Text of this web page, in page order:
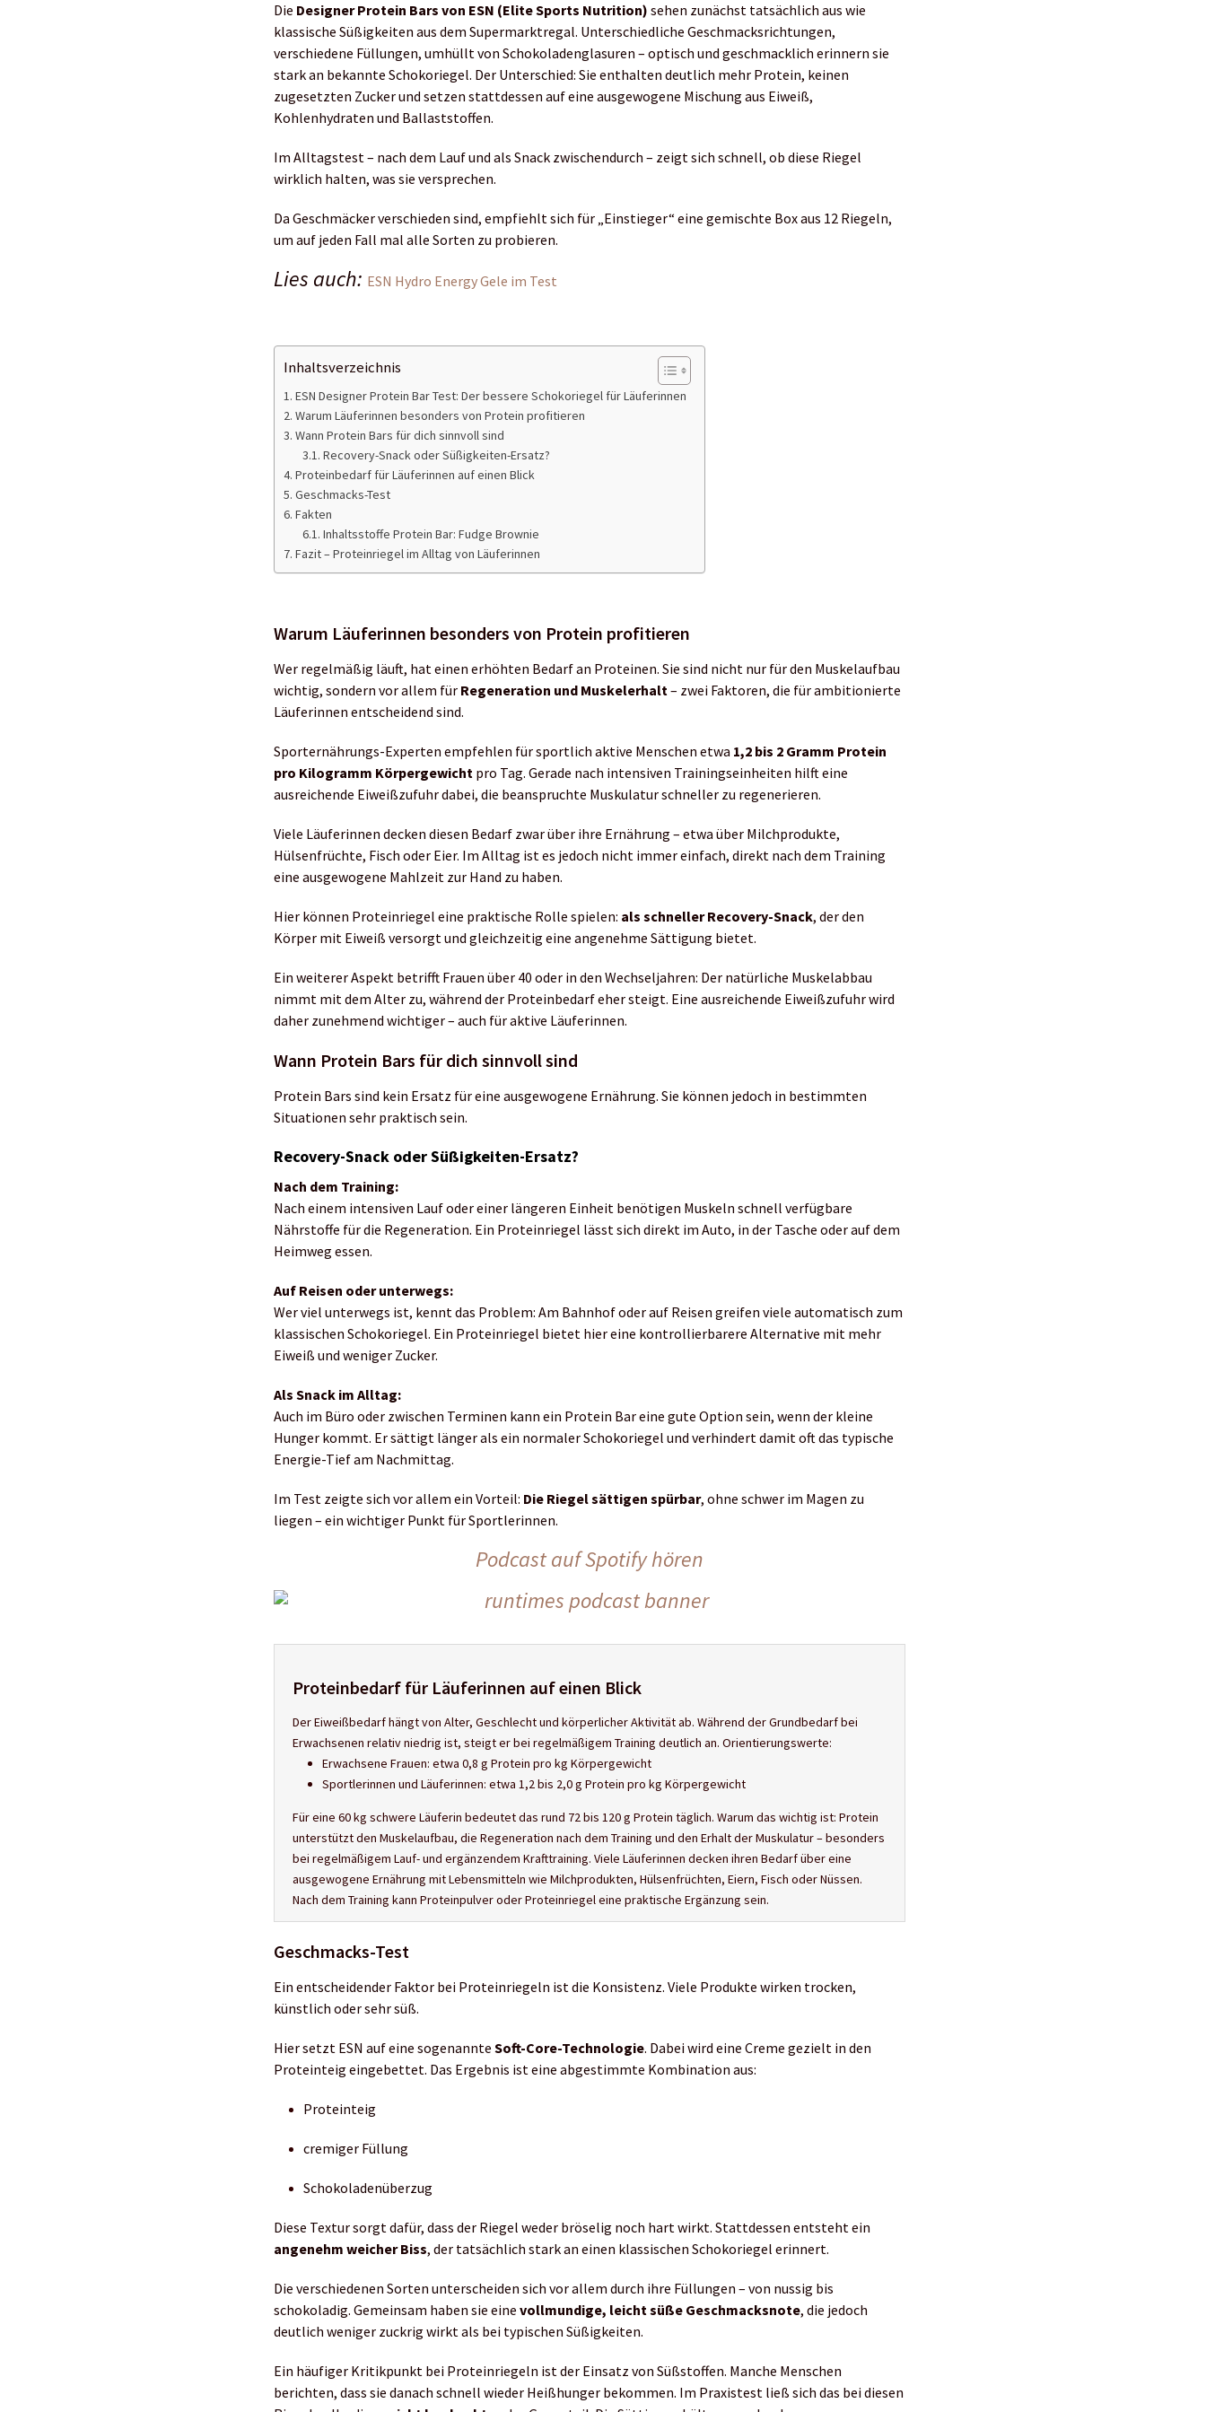
Die Designer Protein Bars von ESN (Elite Sports Nutrition) sehen zunächst tatsächlich aus wie
klassische Süßigkeiten aus dem Supermarktregal. Unterschiedliche Geschmacksrichtungen,
verschiedene Füllungen, umhüllt von Schokoladenglasuren – optisch und geschmacklich erinnern sie
stark an bekannte Schokoriegel. Der Unterschied: Sie enthalten deutlich mehr Protein, keinen
zugesetzten Zucker und setzen stattdessen auf eine ausgewogene Mischung aus Eiweiß,
Kohlenhydraten und Ballaststoffen.
Im Alltagstest – nach dem Lauf und als Snack zwischendurch – zeigt sich schnell, ob diese Riegel
wirklich halten, was sie versprechen.
Da Geschmäcker verschieden sind, empfiehlt sich für „Einstieger“ eine gemischte Box aus 12 Riegeln,
um auf jeden Fall mal alle Sorten zu probieren.
Lies auch: ESN Hydro Energy Gele im Test
Inhaltsverzeichnis
ESN Designer Protein Bar Test: Der bessere Schokoriegel für Läuferinnen
Warum Läuferinnen besonders von Protein profitieren
Wann Protein Bars für dich sinnvoll sind
Recovery-Snack oder Süßigkeiten-Ersatz?
Proteinbedarf für Läuferinnen auf einen Blick
Geschmacks-Test
Fakten
Inhaltsstoffe Protein Bar: Fudge Brownie
Fazit – Proteinriegel im Alltag von Läuferinnen
Warum Läuferinnen besonders von Protein profitieren
Wer regelmäßig läuft, hat einen erhöhten Bedarf an Proteinen. Sie sind nicht nur für den Muskelaufbau
wichtig, sondern vor allem für Regeneration und Muskelerhalt– zwei Faktoren, die für ambitionierte
Läuferinnen entscheidend sind.
Sporternährungs-Experten empfehlen für sportlich aktive Menschen etwa 1,2 bis 2 Gramm Protein
pro Kilogramm Körpergewicht pro Tag. Gerade nach intensiven Trainingseinheiten hilft eine
ausreichende Eiweißzufuhr dabei, die beanspruchte Muskulatur schneller zu regenerieren.
Viele Läuferinnen decken diesen Bedarf zwar über ihre Ernährung – etwa über Milchprodukte,
Hülsenfrüchte, Fisch oder Eier. Im Alltag ist es jedoch nicht immer einfach, direkt nach dem Training
eine ausgewogene Mahlzeit zur Hand zu haben.
Hier können Proteinriegel eine praktische Rolle spielen: als schneller Recovery-Snack, der den
Körper mit Eiweiß versorgt und gleichzeitig eine angenehme Sättigung bietet.
Ein weiterer Aspekt betrifft Frauen über 40 oder in den Wechseljahren: Der natürliche Muskelabbau
nimmt mit dem Alter zu, während der Proteinbedarf eher steigt. Eine ausreichende Eiweißzufuhr wird
daher zunehmend wichtiger – auch für aktive Läuferinnen.
Wann Protein Bars für dich sinnvoll sind
Protein Bars sind kein Ersatz für eine ausgewogene Ernährung. Sie können jedoch in bestimmten
Situationen sehr praktisch sein.
Recovery-Snack oder Süßigkeiten-Ersatz?
Nach dem Training:
Nach einem intensiven Lauf oder einer längeren Einheit benötigen Muskeln schnell verfügbare
Nährstoffe für die Regeneration. Ein Proteinriegel lässt sich direkt im Auto, in der Tasche oder auf dem
Heimweg essen.
Auf Reisen oder unterwegs:
Wer viel unterwegs ist, kennt das Problem: Am Bahnhof oder auf Reisen greifen viele automatisch zum
klassischen Schokoriegel. Ein Proteinriegel bietet hier eine kontrollierbarere Alternative mit mehr
Eiweiß und weniger Zucker.
Als Snack im Alltag:
Auch im Büro oder zwischen Terminen kann ein Protein Bar eine gute Option sein, wenn der kleine
Hunger kommt. Er sättigt länger als ein normaler Schokoriegel und verhindert damit oft das typische
Energie-Tief am Nachmittag.
Im Test zeigte sich vor allem ein Vorteil: Die Riegel sättigen spürbar, ohne schwer im Magen zu
liegen – ein wichtiger Punkt für Sportlerinnen.
Podcast auf Spotify hören
Proteinbedarf für Läuferinnen auf einen Blick
Der Eiweißbedarf hängt von Alter, Geschlecht und körperlicher Aktivität ab. Während der Grundbedarf bei
Erwachsenen relativ niedrig ist, steigt er bei regelmäßigem Training deutlich an. Orientierungswerte:
Erwachsene Frauen: etwa 0,8 g Protein pro kg Körpergewicht
Sportlerinnen und Läuferinnen: etwa 1,2 bis 2,0 g Protein pro kg Körpergewicht
Für eine 60 kg schwere Läuferin bedeutet das rund 72 bis 120 g Protein täglich. Warum das wichtig ist: Protein
unterstützt den Muskelaufbau, die Regeneration nach dem Training und den Erhalt der Muskulatur – besonders
bei regelmäßigem Lauf- und ergänzendem Krafttraining. Viele Läuferinnen decken ihren Bedarf über eine
ausgewogene Ernährung mit Lebensmitteln wie Milchprodukten, Hülsenfrüchten, Eiern, Fisch oder Nüssen.
Nach dem Training kann Proteinpulver oder Proteinriegel eine praktische Ergänzung sein.
Geschmacks-Test
Ein entscheidender Faktor bei Proteinriegeln ist die Konsistenz. Viele Produkte wirken trocken,
künstlich oder sehr süß.
Hier setzt ESN auf eine sogenannteSoft-Core-Technologie. Dabei wird eine Creme gezielt in den
Proteinteig eingebettet. Das Ergebnis ist eine abgestimmte Kombination aus:
Proteinteig
cremiger Füllung
Schokoladenüberzug
Diese Textur sorgt dafür, dass der Riegel weder bröselig noch hart wirkt. Stattdessen entsteht ein
angenehm weicher Biss, der tatsächlich stark an einen klassischen Schokoriegel erinnert.
Die verschiedenen Sorten unterscheiden sich vor allem durch ihre Füllungen – von nussig bis
schokoladig. Gemeinsam haben sie einevollmundige, leicht süße Geschmacksnote, die jedoch
deutlich weniger zuckrig wirkt als bei typischen Süßigkeiten.
Ein häufiger Kritikpunkt bei Proteinriegeln ist der Einsatz von Süßstoffen. Manche Menschen
berichten, dass sie danach schnell wieder Heißhunger bekommen. Im Praxistest ließ sich das bei diesen